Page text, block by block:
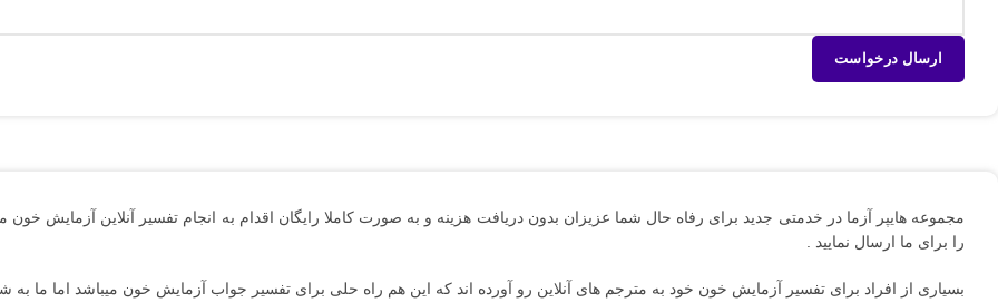
مجموعه هایپر آزما در خدمتی جدید برای رفاه حال شما عزیزان بدون دریافت هزینه و به صورت کاملا رایگان اقدام به انجام تفسیر آنلاین آزمایش
را برای ما ارسال نمایید .
بسیاری از افراد برای تفسیر آزمایش خون خود به مترجم های آنلاین رو آورده اند که این هم راه حلی برای تفسیر جواب آزمایش خون میباشد اما ما به